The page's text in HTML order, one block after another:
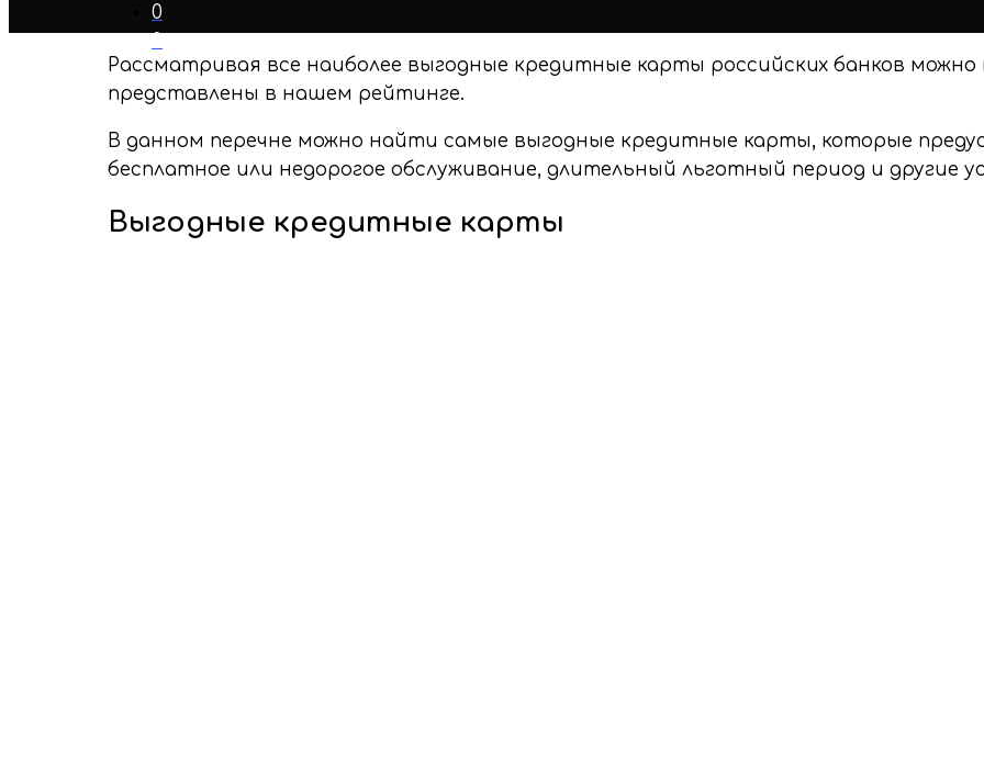
0
Рассматривая все наиболее выгодные кредитные карты российских банков
представлены в нашем рейтинге.
В данном перечне можно найти самые выгодные кредитные карты, которые
бесплатное или недорогое обслуживание, длительный льготный период и другие
Выгодные кредитные карты